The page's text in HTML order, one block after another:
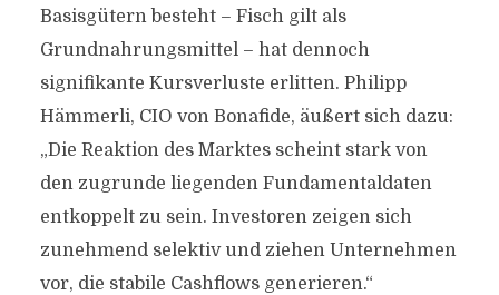
Basisgütern besteht – Fisch gilt als
Grundnahrungsmittel – hat dennoch
signifikante Kursverluste erlitten. Philipp
Hämmerli, CIO von Bonafide, äußert sich dazu:
„Die Reaktion des Marktes scheint stark von
den zugrunde liegenden Fundamentaldaten
entkoppelt zu sein. Investoren zeigen sich
zunehmend selektiv und ziehen Unternehmen
vor, die stabile Cashflows generieren.“